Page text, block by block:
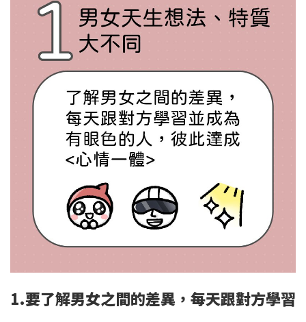
1.要了解男女之間的差異，每天跟對方學習